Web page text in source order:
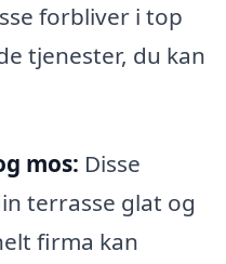
forbliver i top
tjenester, du kan
mos: Disse
terrasse glat og
firma kan